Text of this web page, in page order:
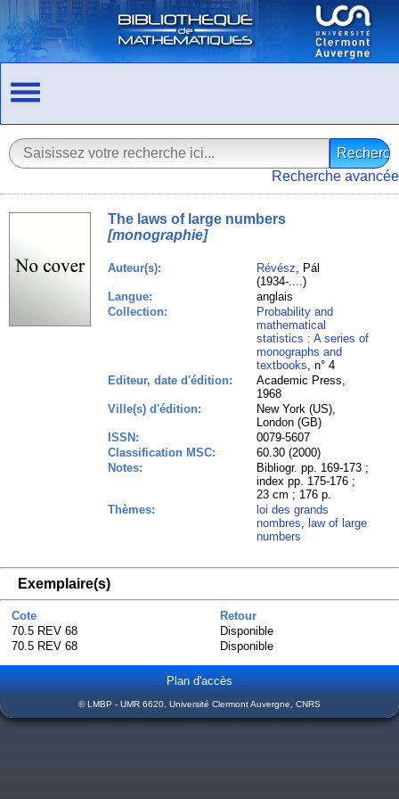
Recherche avancée
The laws of large numbers
[monographie]
Auteur(s): Révész, Pál
(1934-....)
Langue:
anglais
Collection:
Probability and
mathematical
statistics : A series of
monographs and
textbooks, n° 4
Editeur, date d'édition:
Academic Press,
1968
Ville(s) d'édition:
New York (US),
London (GB)
ISSN:
0079-5607
Classification MSC:
60.30 (2000)
Notes:
Bibliogr. pp. 169-173 ;
index pp. 175-176 ;
23 cm ; 176 p.
Thèmes:
loi des grands
nombres, law of large
numbers
Exemplaire(s)
Cote
Retour
70.5 REV 68
Disponible
70.5 REV 68
Disponible
Plan d'accès
© LMBP - UMR 6620, Université Clermont Auvergne, CNRS